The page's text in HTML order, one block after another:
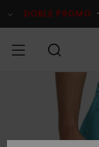
del
DOBLE PROMO
HOMBRE